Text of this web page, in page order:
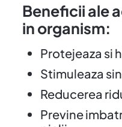
Beneficii ale
in organism:
Protejeaza si
Stimuleaza
Reducerea
Previne